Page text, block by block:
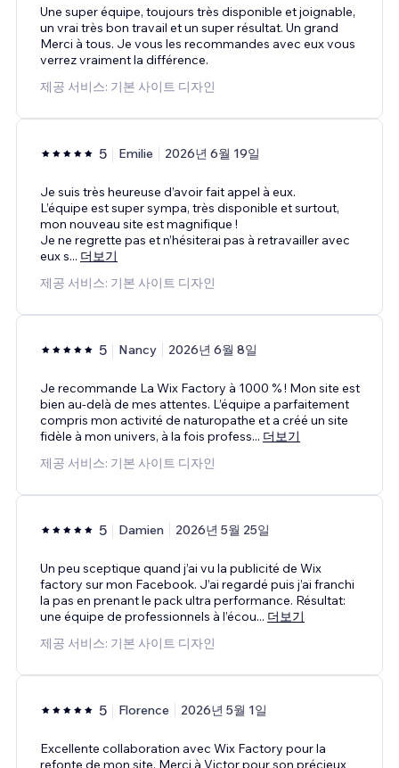
Une super équipe, toujours très disponible et joignable,
un vrai très bon travail et un super résultat. Un grand
Merci à tous. Je vous les recommandes avec eux vous
verrez vraiment la différence.
제공 서비스: 기본 사이트 디자인
5 Emilie 2026년 6월 19일
Je suis très heureuse d’avoir fait appel à eux.
L’équipe est super sympa, très disponible et surtout,
mon nouveau site est magnifique !
Je ne regrette pas et n’hésiterai pas à retravailler avec
eux s... 더보기
제공 서비스: 기본 사이트 디자인
5 Nancy 2026년 6월 8일
Je recommande La Wix Factory à 1000 % ! Mon site est
bien au-delà de mes attentes. L’équipe a parfaitement
compris mon activité de naturopathe et a créé un site
fidèle à mon univers, à la fois profess... 더보기
제공 서비스: 기본 사이트 디자인
5 Damien 2026년 5월 25일
Un peu sceptique quand j’ai vu la publicité de Wix
factory sur mon Facebook. J’ai regardé puis j’ai franchi
la pas en prenant le pack ultra performance. Résultat:
une équipe de professionnels à l’écou... 더보기
제공 서비스: 기본 사이트 디자인
5 Florence 2026년 5월 1일
Excellente collaboration avec Wix Factory pour la
refonte de mon site. Merci à Victor pour son précieux